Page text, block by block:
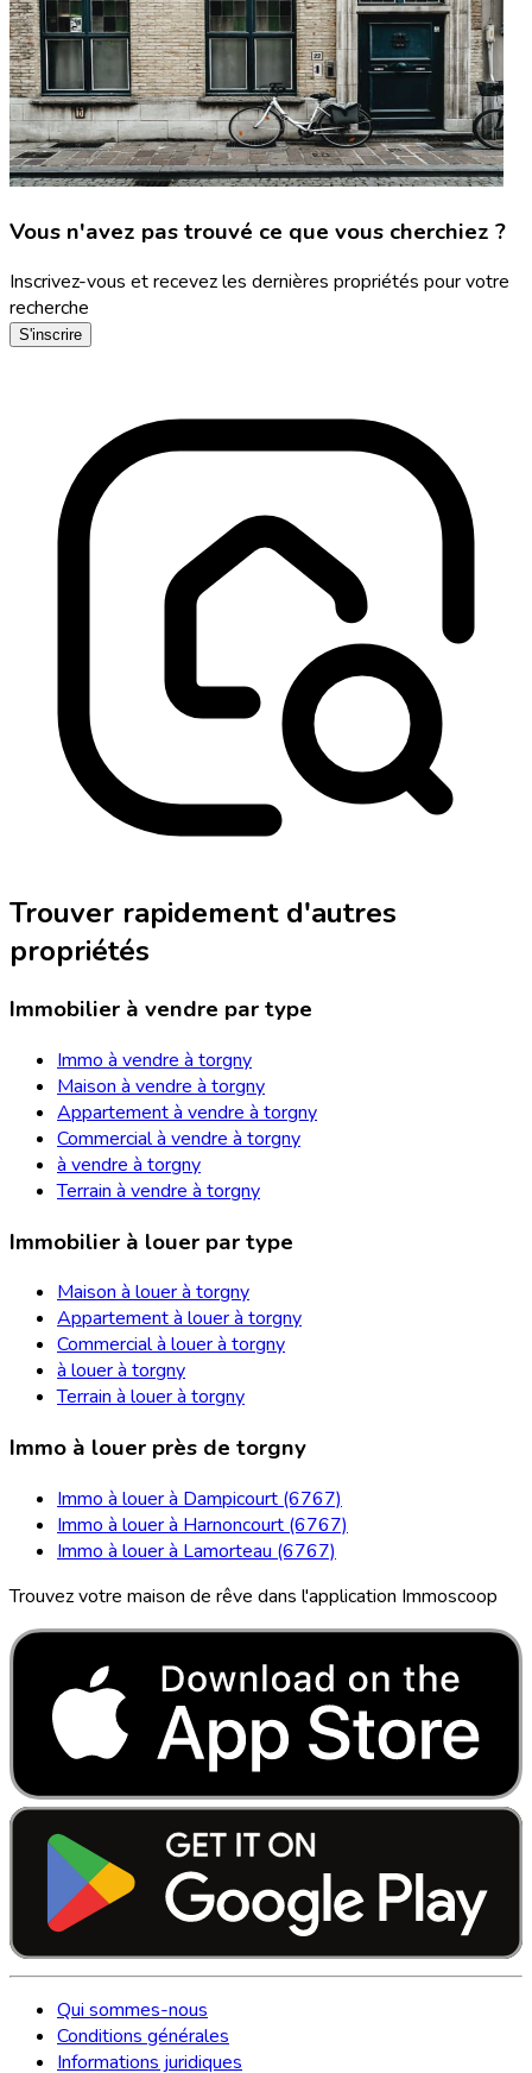
Vous n'avez pas trouvé ce que vous cherchiez ?
Inscrivez-vous et recevez les dernières propriétés pour votre
recherche
S'inscrire
Trouver rapidement d'autres
propriétés
Immobilier à vendre par type
Immo à vendre à torgny
Maison à vendre à torgny
Appartement à vendre à torgny
Commercial à vendre à torgny
à vendre à torgny
Terrain à vendre à torgny
Immobilier à louer par type
Maison à louer à torgny
Appartement à louer à torgny
Commercial à louer à torgny
à louer à torgny
Terrain à louer à torgny
Immo à louer près de torgny
Immo à louer à Dampicourt (6767)
Immo à louer à Harnoncourt (6767)
Immo à louer à Lamorteau (6767)
Trouvez votre maison de rêve dans l'application Immoscoop
Qui sommes-nous
Conditions générales
Informations juridiques